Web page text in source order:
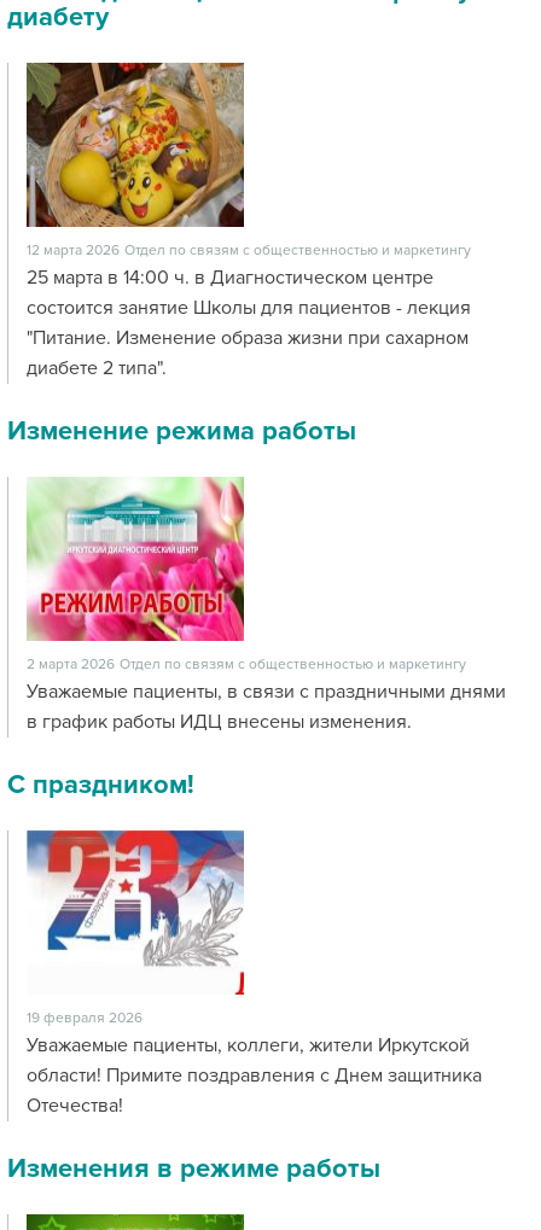
диабету
12 марта 2026 Отдел по связям с общественностью и маркетингу
25 марта в 14:00 ч. в Диагностическом центре
состоится занятие Школы для пациентов - лекция
"Питание. Изменение образа жизни при сахарном
диабете 2 типа".
Изменение режима работы
2 марта 2026 Отдел по связям с общественностью и маркетингу
Уважаемые пациенты, в связи с праздничными днями
в график работы ИДЦ внесены изменения.
С праздником!
19 февраля 2026
Уважаемые пациенты, коллеги, жители Иркутской
области! Примите поздравления с Днем защитника
Отечества!
Изменения в режиме работы